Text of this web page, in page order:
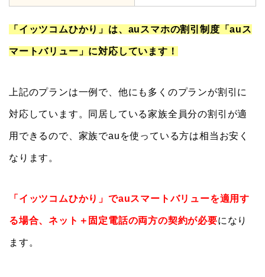
「イッツコムひかり」は、auスマホの割引制度「auス
マートバリュー」に対応しています！
上記のプランは一例で、他にも多くのプランが割引に
対応しています。同居している家族全員分の割引が適
用できるので、家族でauを使っている方は相当お安く
なります。
「イッツコムひかり」でauスマートバリューを適用す
る場合、ネット＋固定電話の両方の契約が必要になり
ます。